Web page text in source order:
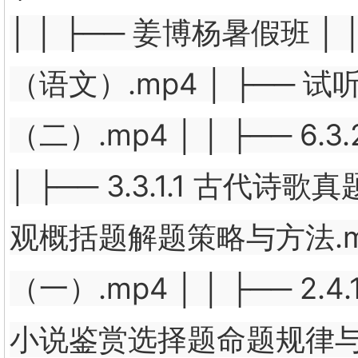
│ │ ├── 姜博杨暑假班 │
（语文）.mp4 │ ├── 试
（二）.mp4 │ │ ├──
│ ├── 3.3.1.1 古代诗歌
观概括题解题策略与方法
（一）.mp4 │ │ ├──
小说鉴赏选择题命题规律